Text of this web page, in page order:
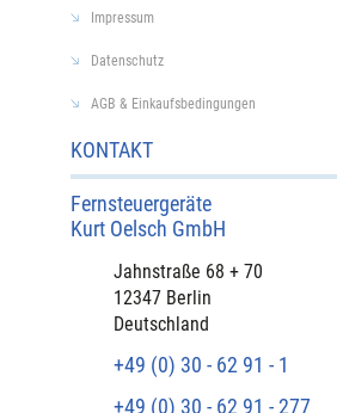
KONTAKT
Fernsteuergeräte
Kurt Oelsch GmbH​
​Jahnstraße 68 + 70
12347 Berlin
Deutschland
+49 (0) 30 - 62 91 - 1
+49 (0) 30 - 62 91 - 277
Impressum
Datenschutz
AGB & Einkaufsbedingungen